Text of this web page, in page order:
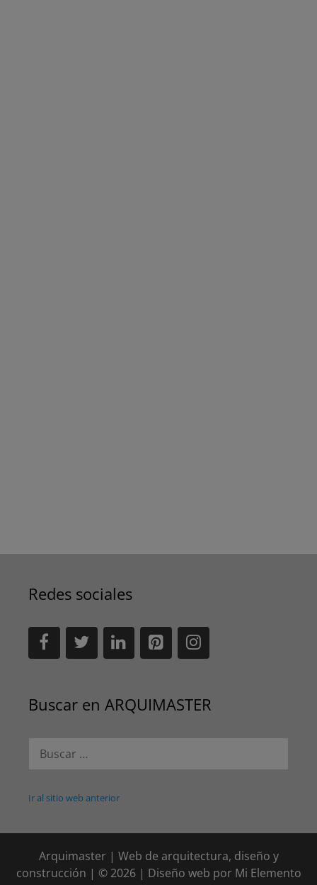
Redes sociales
Buscar en ARQUIMASTER
Ir al sitio web anterior
Arquimaster | Web de arquitectura, diseño y
construcción | © 2026 | Diseño web por Mi Elemento